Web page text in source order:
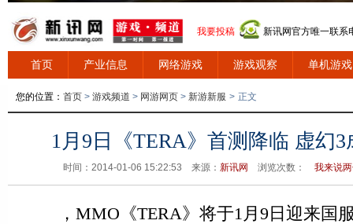
我要投稿 新讯网官方唯一联
首页 产业信息 网络游戏 游戏观察 单机游戏
您的位置： 首页 > 游戏频道 > 网游网页 > 新游新服 > 正文
1月9日《TERA》首测降临 虚幻
时间：2014-01-06 15:22:53 来源： 新讯网 浏览次数： 我来说
，MMO《TERA》将于1月9日迎来国